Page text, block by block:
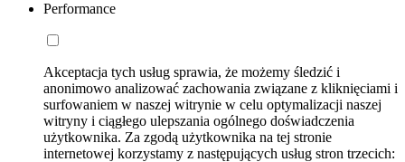
Performance
Akceptacja tych usług sprawia, że możemy śledzić i
anonimowo analizować zachowania związane z kliknięciami i
surfowaniem w naszej witrynie w celu optymalizacji naszej
witryny i ciągłego ulepszania ogólnego doświadczenia
użytkownika. Za zgodą użytkownika na tej stronie
internetowej korzystamy z następujących usług stron trzecich: